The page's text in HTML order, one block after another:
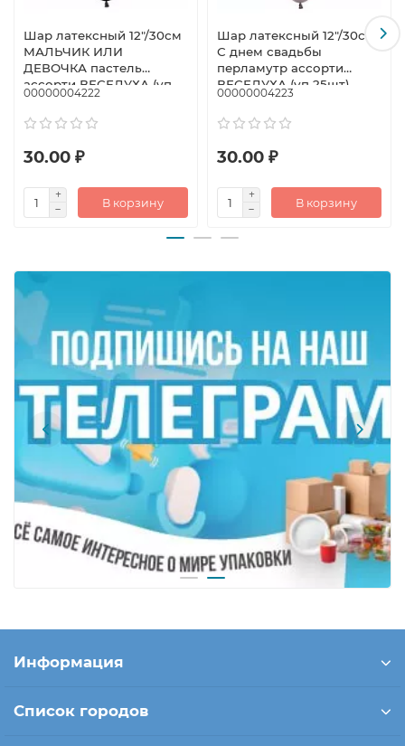
Шар латексный 12"/30см
МАЛЬЧИК ИЛИ
ДЕВОЧКА пастель
ассорти ВЕСЕЛУХА (уп
25шт)
00000004222
30.00 ₽
В корзину
Шар латексный 12"/30см
С днем свадьбы
перламутр ассорти
ВЕСЕЛУХА (уп 25шт)
00000004223
30.00 ₽
В корзину
Информация
Список городов